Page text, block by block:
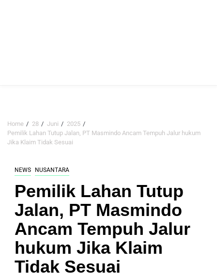
Home 28 Juni
2025
Pemilik Lahan Tutup Jalan, PT Masmindo Ancam Tempuh Jalur hukum
Jika Klaim Tidak Sesuai
NEWS NUSANTARA
Pemilik Lahan Tutup
Jalan, PT Masmindo
Ancam Tempuh Jalur
hukum Jika Klaim
Tidak Sesuai